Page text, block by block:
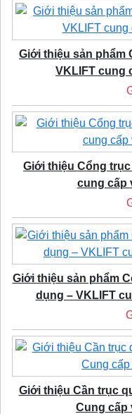
Giới thiệu sản phẩm
VKLIFT cung
Giới thiệu Cổng
cung cấp
Giới thiệu sản phẩm
dụng – VKLIFT
Giới thiệu Cần trục
Cung cấp